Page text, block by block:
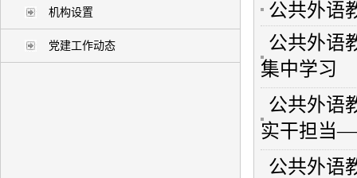
机构设置
党建工作动态
公共外语
公共外语
集中学习
公共外语
实干担当
公共外语